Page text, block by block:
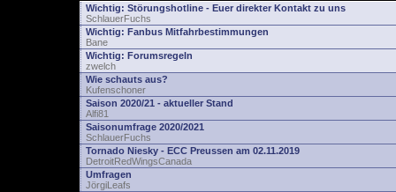
Wichtig: Störungshotline - Euer direkter Kontakt zu uns
SchlauerFuchs
Wichtig: Fanbus Mitfahrbestimmungen
Bane
Wichtig: Forumsregeln
zwelch
Wie schauts aus?
Kufenschoner
Saison 2020/21 - aktueller Stand
Alfi81
Saisonumfrage 2020/2021
SchlauerFuchs
Tornado Niesky - ECC Preussen am 02.11.2019
DetroitRedWingsCanada
Umfragen
JörgiLeafs